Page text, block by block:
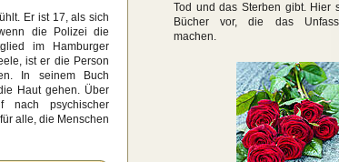
Er ist 17, als sich
die Polizei die
im Hamburger
ist er die Person
In seinem Buch
Haut gehen. Über
nach psychischer
alle, die Menschen
Tod und das Sterben gibt. Hier
Bücher vor, die das
machen.